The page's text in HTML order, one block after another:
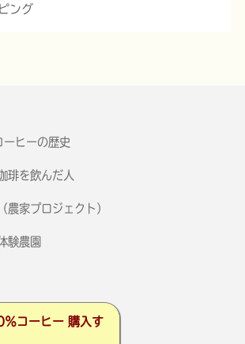
ング
ヒーの歴史
琲を飲んだ人
家プロジェクト）
験農園
コーヒー 購入す